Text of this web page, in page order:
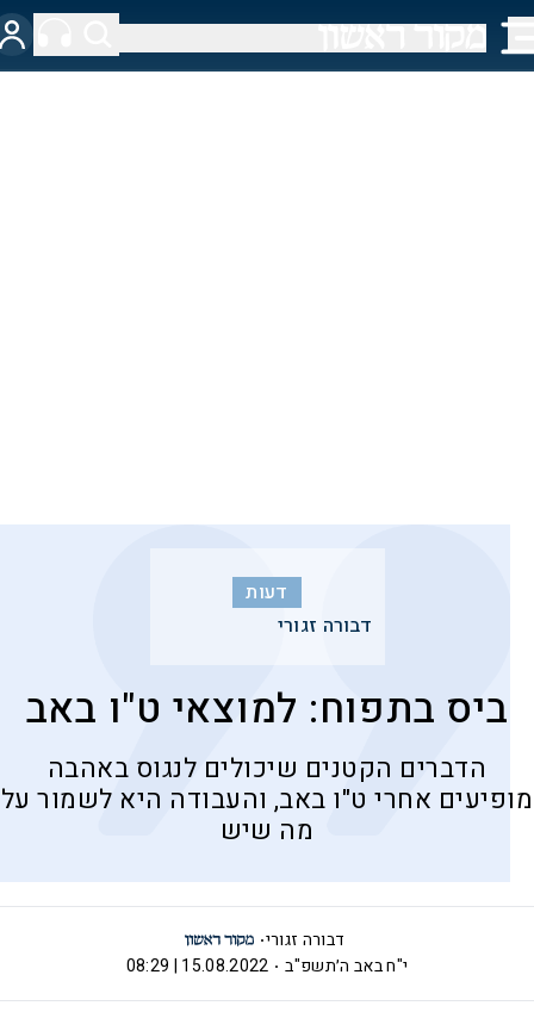
דעות
דבורה זגורי
ביס בתפוח: למוצאי ט"ו באב
הדברים הקטנים שיכולים לנגוס באהבה
מופיעים אחרי ט"ו באב, והעבודה היא לשמור על
מה שיש
דבורה זגורי
י"ח באב ה׳תשפ"ב
15.08.2022 | 08:29